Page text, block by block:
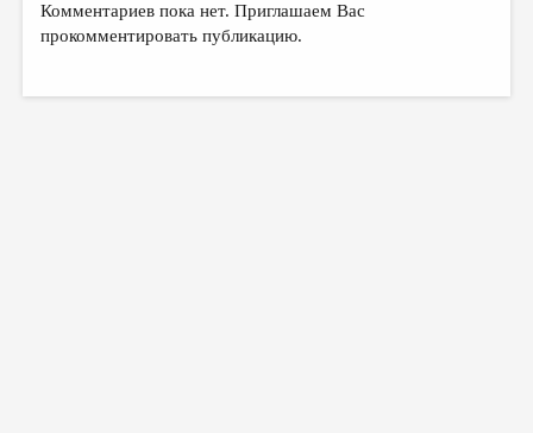
Комментариев пока нет. Приглашаем Вас
прокомментировать публикацию.